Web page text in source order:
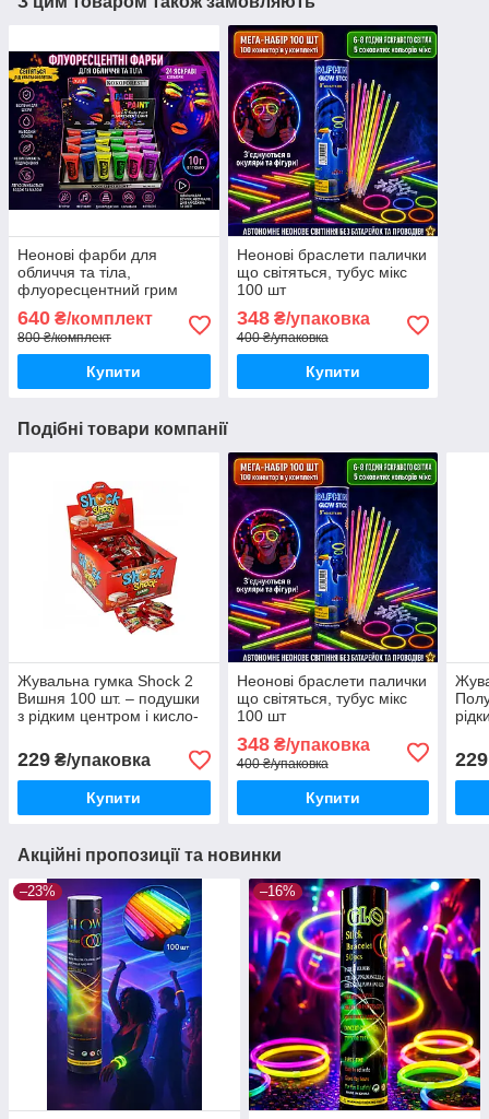
Неонові фарби для
обличчя та тіла,
флуоресцентний грим
набір аквагриму для
вечірок
640 ₴/комплект
800 ₴/комплект
Купити
Неонові браслети палички
що світяться, тубус мікс
100 шт
348₴/упаковка
400 ₴/упаковка
Купити
Подібні товари компанії
Жувальна гумка Shock 2
Вишня 100 шт. – подушки
з рідким центром і кисло-
229 ₴/упаковка
Купити
Неонові браслети палички
що світяться, тубус мікс
100 шт
348₴/упаковка
400 ₴/упаковка
Купити
229
Акційні пропозиції та новинки
–23% –16%